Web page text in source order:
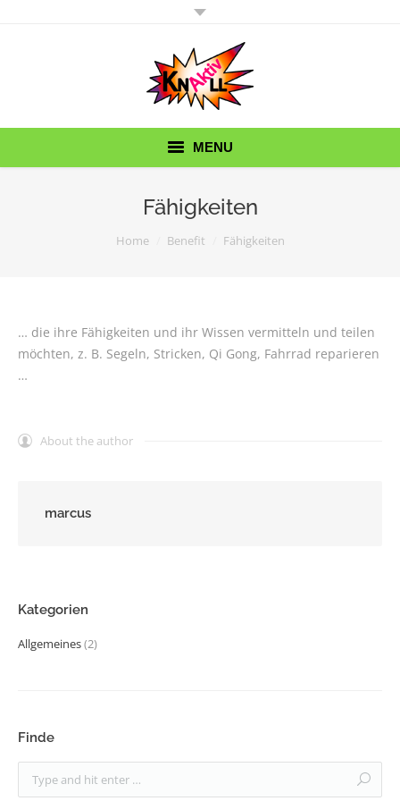
MENU
KnallErbse
Hätten Sie’s gedacht?
Fähigkeiten
Home Benefit Fähigkeiten
… die ihre Fähigkeiten und ihr Wissen vermitteln und teilen
möchten, z. B. Segeln, Stricken, Qi Gong, Fahrrad reparieren
…
About the author
marcus
Kategorien
Allgemeines(2)
Finde